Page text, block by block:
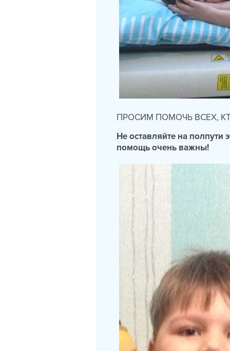
ПРОСИМ ПОМОЧЬ ВСЕХ,
Не оставляйте на полпути
помощь очень важны!